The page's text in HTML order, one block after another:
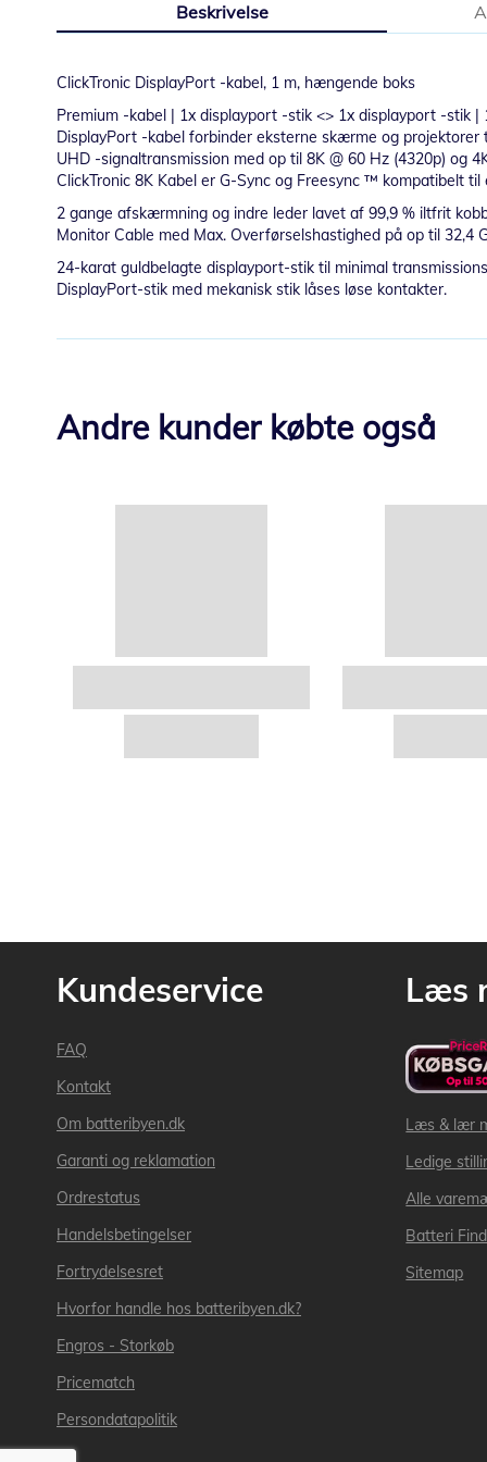
af
Beskrivelse
ClickTronic DisplayPort -kabel, 1 m, hængende boks
Premium -kabel | 1x displayport -stik <> 1x displayport -stik |
DisplayPort -kabel forbinder eksterne skærme og
UHD -signaltransmission med op til 8K @ 60 Hz (4320p) og
ClickTronic 8K Kabel er G-Sync og Freesync ™ kompatibelt
2 gange afskærmning og indre leder lavet af 99,9 % iltfrit
Monitor Cable med Max. Overførselshastighed på op til 32,4
24-karat guldbelagte displayport-stik til minimal
DisplayPort-stik med mekanisk stik låses løse kontakter.
Andre kunder købte også
Kundeservice
FAQ
Kontakt
Om batteribyen.dk
Garanti og reklamation
Ordrestatus
Handelsbetingelser
Fortrydelsesret
Hvorfor handle hos batteribyen.dk?
Engros - Storkøb
Pricematch
Persondatapolitik
Læs
Læs & lær
Ledige
Alle
Batteri
Sitemap